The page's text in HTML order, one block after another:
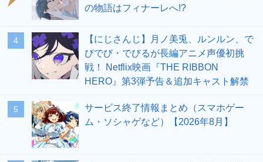
の物語はフィナーレへ!?
4
【にじさんじ】月ノ美兎、ルンルン、で
びでび・でびるが長編アニメ声優初挑
戦！ Netflix映画『THE RIBBON
HERO』第3弾予告＆追加キャスト解禁
5
サービス終了情報まとめ（スマホゲー
ム・ソシャゲなど）【2026年8月】